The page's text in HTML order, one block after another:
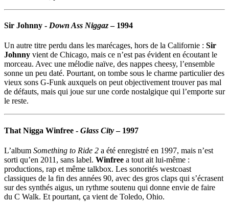
Sir Johnny - Down Ass Niggaz– 1994
Un autre titre perdu dans les marécages, hors de la Californie : Sir
Johnny vient de Chicago, mais ce n’est pas évident en écoutant le
morceau. Avec une mélodie naïve, des nappes cheesy, l’ensemble
sonne un peu daté. Pourtant, on tombe sous le charme particulier des
vieux sons G-Funk auxquels on peut objectivement trouver pas mal
de défauts, mais qui joue sur une corde nostalgique qui l’emporte sur
le reste.
That Nigga Winfree - Glass City– 1997
L’album Something to Ride 2 a été enregistré en 1997, mais n’est
sorti qu’en 2011, sans label. Winfree a tout ait lui-même :
productions, rap et même talkbox. Les sonorités westcoast
classiques de la fin des années 90, avec des gros claps qui s’écrasent
sur des synthés aigus, un rythme soutenu qui donne envie de faire
du C Walk. Et pourtant, ça vient de Toledo, Ohio.